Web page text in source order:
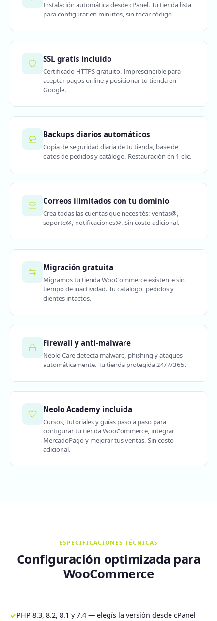
Instalación automática desde cPanel. Tu tienda lista
para configurar en minutos, sin tocar código.
SSL gratis incluido
Certificado HTTPS gratuito. Imprescindible para
aceptar pagos online y posicionar tu tienda en
Google.
Backups diarios automáticos
Copia de seguridad diaria de tu tienda, base de
datos de pedidos y catálogo. Restauración en 1 clic.
Correos ilimitados con tu dominio
Crea todas las cuentas que necesités: ventas@,
soporte@, notificaciones@. Sin costo adicional.
Migración gratuita
Migramos tu tienda WooCommerce existente sin
tiempo de inactividad. Tu catálogo, pedidos y
clientes intactos.
Firewall y anti-malware
Neolo Care detecta malware, phishing y ataques
automáticamente. Tu tienda protegida 24/7/365.
Neolo Academy incluida
Cursos, tutoriales y guías paso a paso para
configurar tu tienda WooCommerce, integrar
MercadoPago y mejorar tus ventas. Sin costo
adicional.
ESPECIFICACIONES TÉCNICAS
Configuración optimizada para
WooCommerce
✓PHP 8.3, 8.2, 8.1 y 7.4 — elegís la versión desde cPanel